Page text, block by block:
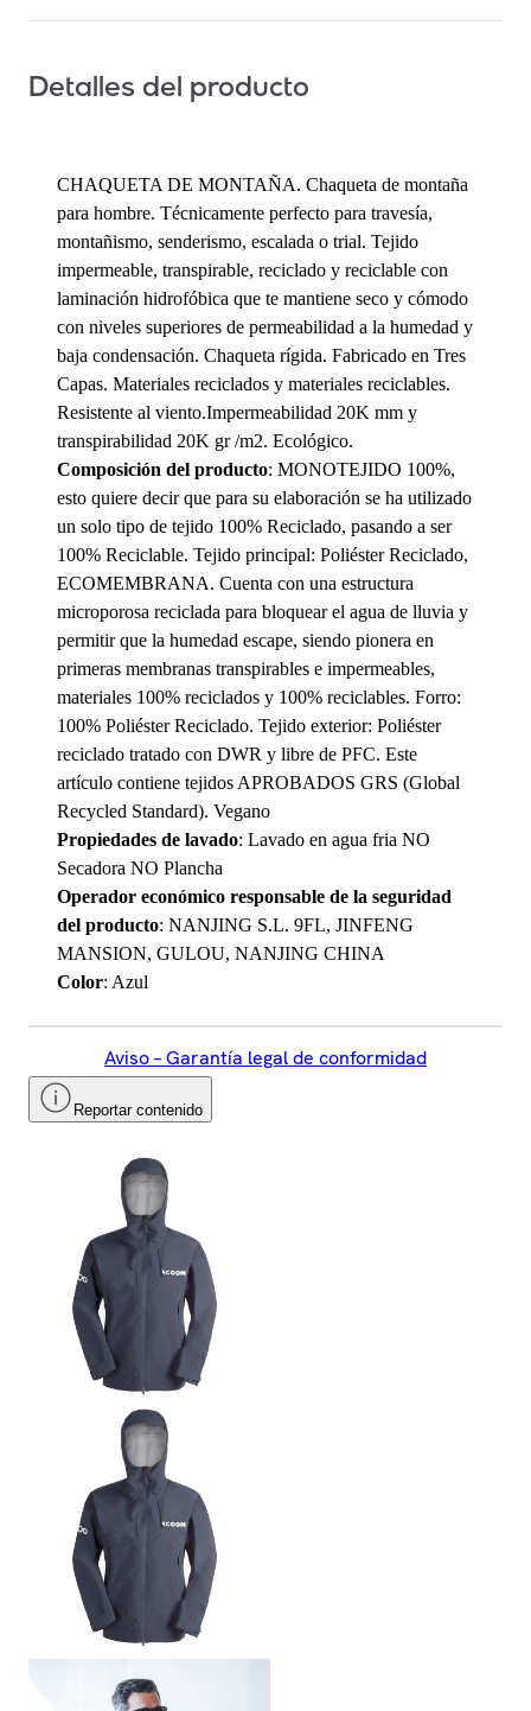
Detalles del producto
CHAQUETA DE MONTAÑA. Chaqueta de montaña
para hombre. Técnicamente perfecto para travesía,
montañismo, senderismo, escalada o trial. Tejido
impermeable, transpirable, reciclado y reciclable con
laminación hidrofóbica que te mantiene seco y cómodo
con niveles superiores de permeabilidad a la humedad y
baja condensación. Chaqueta rígida. Fabricado en Tres
Capas. Materiales reciclados y materiales reciclables.
Resistente al viento.Impermeabilidad 20K mm y
transpirabilidad 20K gr /m2. Ecológico.
Composición del producto: MONOTEJIDO 100%,
esto quiere decir que para su elaboración se ha utilizado
un solo tipo de tejido 100% Reciclado, pasando a ser
100% Reciclable. Tejido principal: Poliéster Reciclado,
ECOMEMBRANA. Cuenta con una estructura
microporosa reciclada para bloquear el agua de lluvia y
permitir que la humedad escape, siendo pionera en
primeras membranas transpirables e impermeables,
materiales 100% reciclados y 100% reciclables. Forro:
100% Poliéster Reciclado. Tejido exterior: Poliéster
reciclado tratado con DWR y libre de PFC. Este
artículo contiene tejidos APROBADOS GRS (Global
Recycled Standard). Vegano
Propiedades de lavado: Lavado en agua fria NO
Secadora NO Plancha
Operador económico responsable de la seguridad
del producto: NANJING S.L. 9FL, JINFENG
MANSION, GULOU, NANJING CHINA
Color: Azul
Aviso – Garantía legal de conformidad
Reportar contenido